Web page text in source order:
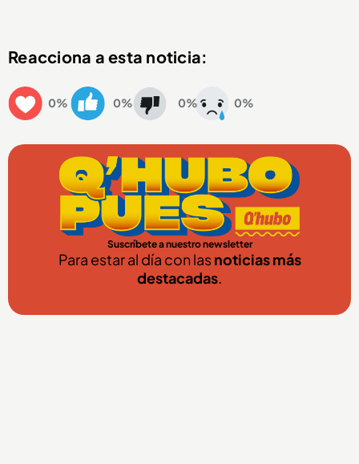
Reacciona a esta noticia:
0% 0% 0% 0%
Suscríbete a nuestro newsletter
Para estar al día con lasnoticias más
destacadas.